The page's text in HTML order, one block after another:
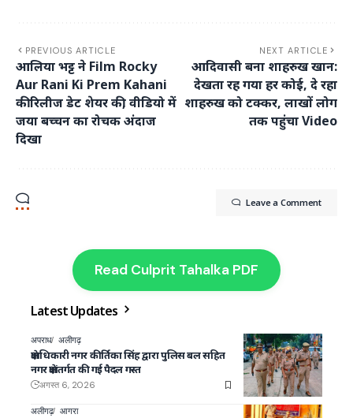
PREVIOUS ARTICLE
आलिया भट्ट ने Film Rocky
Aur Rani Ki Prem Kahani
की रिलीज डेट शेयर की, वीडियो में
जया बच्चन का रोचक अंदाज
दिखा
NEXT ARTICLE
आदिवासी बना शाहरुख खान:
देखता रह गया हर कोई, दे रहा
शाहरुख को टक्कर, लाखों लोग
तक पहुंचा Video
Leave a Comment
Read Culprit Tahalka PDF
Latest Updates
अपराध अलीगढ़
क्षेत्राधिकारी नगर कीर्तिका सिंह द्वारा पुलिस बल सहित
नगर क्षेत्रांतर्गत की गई पैदल गस्त
अगस्त 6, 2026
अलीगढ़ आगरा